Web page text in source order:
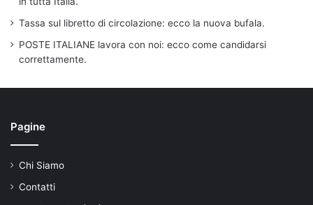
Tassa sul libretto di circolazione: ecco la nuova bufala.
POSTE ITALIANE lavora con noi: ecco come candidarsi
correttamente.
Pagine
Chi Siamo
Contatti